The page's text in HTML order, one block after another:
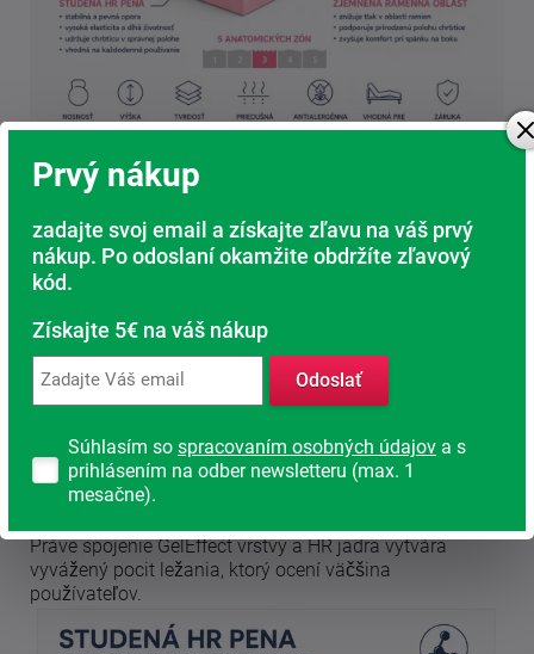
Stabilná opora vďaka kvalitnej HR pene
Pod komfortnou vrstvou sa nachádza kvalitná studená
Tá zaisťuje:
stabilnú oporu chrbtice
vysokú odolnosť proti deformáciám
komfortná pružnosť pri každom pohybe
Práve spojenie GelEffect vrstvy a HR jadra vytvára
vyvážený pocit ležania, ktorý ocení väčšina
používateľov.
Prvý nákup
zadajte svoj email a získajte zľavu na váš prvý
nákup. Po odoslaní okamžite obdržíte zľavový
kód.
Získajte 5€ na váš nákup
Odoslať
Súhlasím so spracovaním osobných údajov a s
prihlásením na odber newsletteru (max. 1
mesačne).